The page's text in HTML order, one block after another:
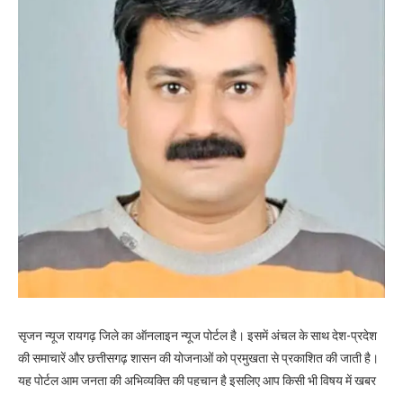
सृजन न्यूज रायगढ़ जिले का ऑनलाइन न्यूज पोर्टल है। इसमें अंचल के साथ देश-प्रदेश
की समाचारें और छत्तीसगढ़ शासन की योजनाओं को प्रमुखता से प्रकाशित की जाती है।
यह पोर्टल आम जनता की अभिव्यक्ति की पहचान है इसलिए आप किसी भी विषय में खबर